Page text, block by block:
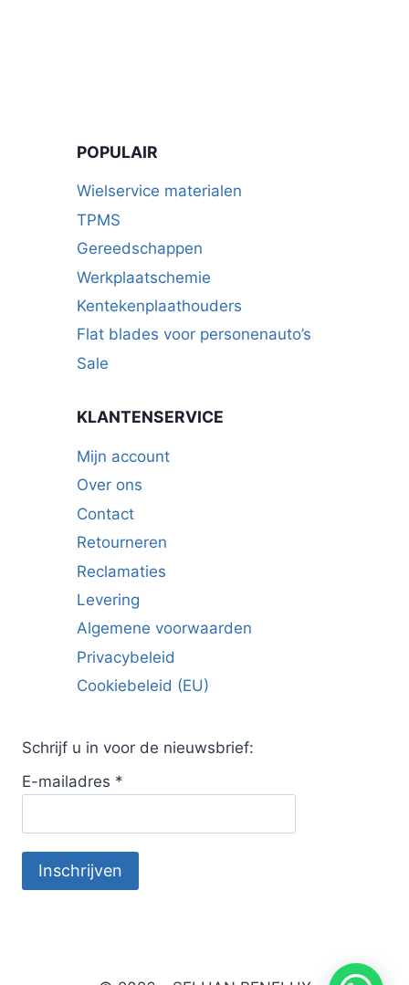
POPULAIR
Wielservice materialen
TPMS
Gereedschappen
Werkplaatschemie
Kentekenplaathouders
Flat blades voor personenauto’s
Sale
KLANTENSERVICE
Mijn account
Over ons
Contact
Retourneren
Reclamaties
Levering
Algemene voorwaarden
Privacybeleid
Cookiebeleid (EU)
Schrijf u in voor de nieuwsbrief:
E-mailadres *